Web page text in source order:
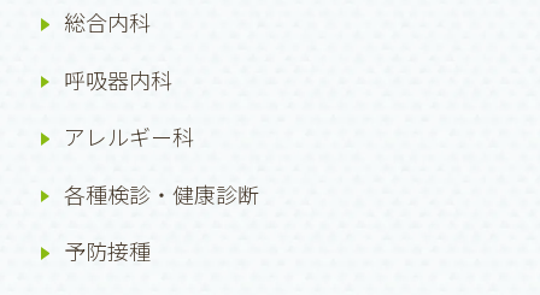
総合内科
呼吸器内科
アレルギー科
各種検診・健康診断
予防接種